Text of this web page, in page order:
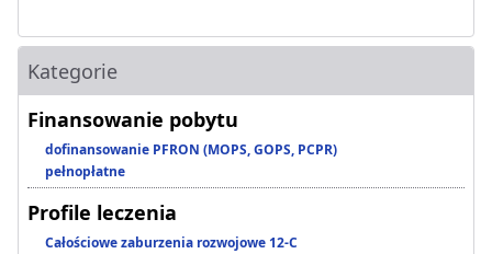
Kategorie
Finansowanie pobytu
dofinansowanie PFRON (MOPS, GOPS, PCPR)
pełnopłatne
Profile leczenia
Całościowe zaburzenia rozwojowe 12-C